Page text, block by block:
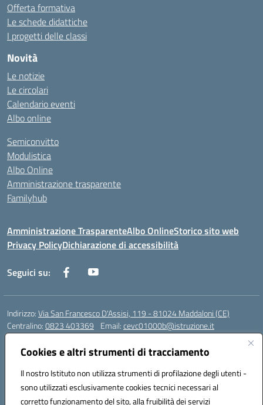
Cookies e altri strumenti di tracciamento
Il nostro Istituto non utilizza strumenti di profilazione degli utenti -
sono utilizzati esclusivamente cookies tecnici necessari al
corretto funzionamento del sito, alla fruibilità dei servizi
Offerta formativa
Le schede didattiche
I progetti delle classi
Novità
Le notizie
Le circolari
Calendario eventi
Albo online
Semiconvitto
Modulistica
Albo Online
Amministrazione trasparente
Familyhub
Amministrazione TrasparenteAlbo OnlineStorico sito web
Privacy PolicyDichiarazione di accessibilità
Seguici su:
Indirizzo:Via San Francesco D'Assisi, 119 - 81024 Maddaloni (CE)
Centralino:0823 403369 Email:cevc01000b@istruzione.it
Posta elettronica certificata (PEC):
Codice fiscale: 80004990612 (Convitto) - 93044680614 (Scuole
Annesse)
Codice meccanografico:CEVC01000B
Codice Indice delle Pubbliche Amministrazioni (IPA): istsc_cevc01000b